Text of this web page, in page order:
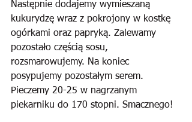
Następnie dodajemy wymieszaną
kukurydzę wraz z pokrojony w kostkę
ogórkami oraz papryką. Zalewamy
pozostało częścią sosu,
rozsmarowujemy. Na koniec
posypujemy pozostałym serem.
Pieczemy 20-25 w nagrzanym
piekarniku do 170 stopni. Smacznego!